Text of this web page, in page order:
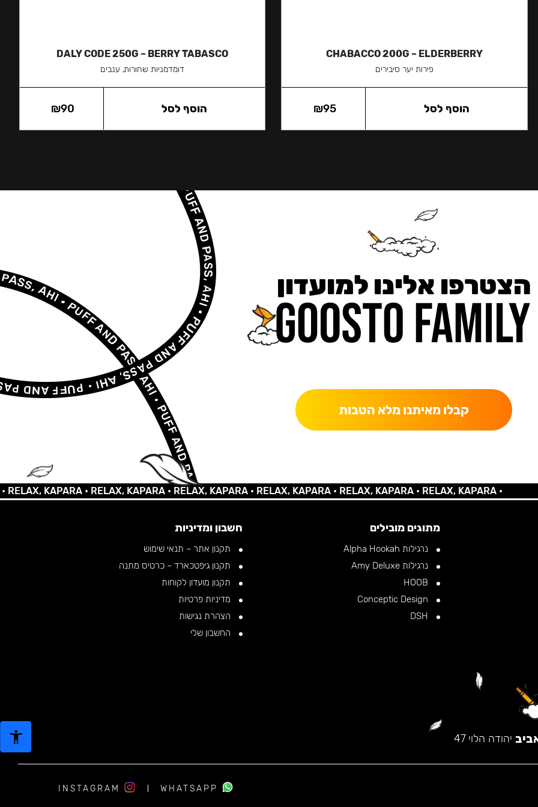
CHABACCO 200G – ELDERBERRY
פירות יער סיבירים
₪95 הוסף לסל
DALY CODE 250G – BERRY TABASCO
דומדמניות שחורות, ענבים
₪90 הוסף לסל
הצטרפו אלינו למועדון
קבלו מאיתנו מלא הטבות
KAPARA •RELAX, KAPARA •RELAX, KAPARA •RELAX, KAPARA •RELAX, KAPARA •RELAX, KAPARA •
מתוגים מובילים
נרגילות Alpha Hookah
נרגילות Amy Deluxe
חשבון ומדיניות
תקנון אתר – תנאי שימוש
תקנון גיפטכארד – כרטיס מתנה
תקנון מועדון לקוחות
מדיניות פרטיות
הצהרת נגישות
החשבון שלי
יהודה הלוי 47
WHATSAPP
INSTAGRAM